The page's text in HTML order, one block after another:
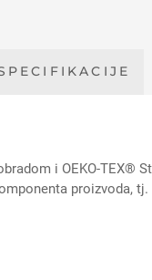
i OEKO-TEX®